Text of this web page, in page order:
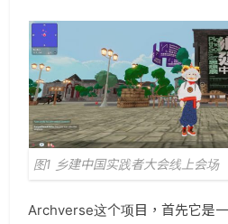
图1 乡建中国实践者大会线上会场
Archverse这个项目，首先它是